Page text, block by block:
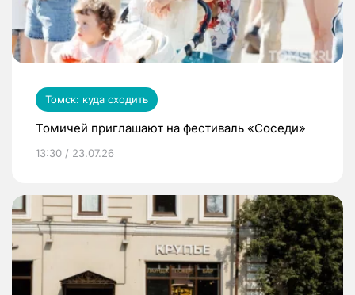
Томск: куда сходить
Томичей приглашают на фестиваль «Соседи»
13:30 / 23.07.26